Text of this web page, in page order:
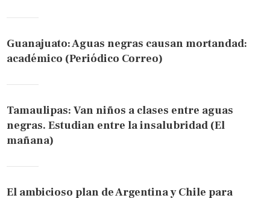
Guanajuato: Aguas negras causan mortandad:
académico (Periódico Correo)
Tamaulipas: Van niños a clases entre aguas
negras. Estudian entre la insalubridad (El
mañana)
El ambicioso plan de Argentina y Chile para